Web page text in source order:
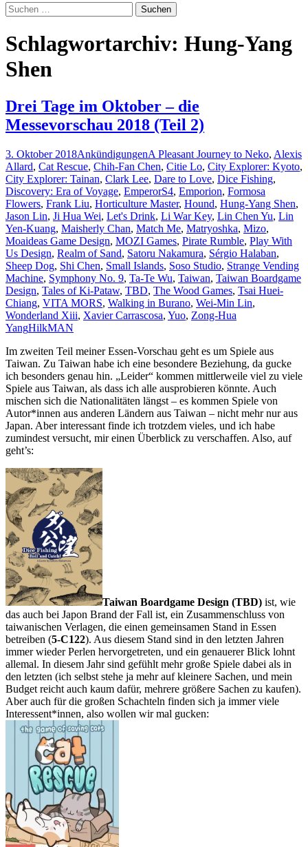
Suchen
nach:
Schlagwortarchiv: Hung-Yang
Shen
Drei Tage im Oktober – die
Messevorschau 2018 (Teil 2)
3. Oktober 2018AnkündigungenA Pleasant Journey to Neko, Alexis
Allard, Cat Rescue, Chih-Fan Chen, Citie Lo, City Explorer: Kyoto,
City Explorer: Tainan, Clark Lee, Dare to Love, Dice Fishing,
Discovery: Era of Voyage, EmperorS4, Emporion, Formosa
Flowers, Frank Liu, Horticulture Master, Hound, Hung-Yang Shen,
Jason Lin, Ji Hua Wei, Let's Drink, Li War Key, Lin Chen Yu, Lin
Yen-Kuang, Maisherly Chan, Match Me, Matryoshka, Mizo,
Moaideas Game Design, MOZI Games, Pirate Rumble, Play With
Us Design, Realm of Sand, Satoru Nakamura, Sérgio Halaban,
Sheep Dog, Shi Chen, Small Islands, Soso Studio, Strange Vending
Machine, Symphony No. 9, Ta-Te Wu, Taiwan, Taiwan Boardgame
Design, Tales of Ki-Pataw, TBD, The Wood Games, Tsai Huei-
Chiang, VITA MORS, Walking in Burano, Wei-Min Lin,
Wonderland Xiii, Xavier Carrascosa, Yuo, Zong-Hua
YangHilkMAN
Im zweiten Teil meiner Essen-Vorschau geht es um Spiele aus
Taiwan. Zu Taiwan habe ich eine besondere Beziehung, da gucke
ich besonders genau hin. „Leider“ kommen mittlerweile viel zu viele
Spiele aus Taiwan, als dass ich alle ausprobieren könnte. Auch
mischen sich die Nationalitäten längst – es kommen Spiele von
Autor*innen aus anderen Ländern aus Taiwan – nicht mehr nur aus
Japan. Aber interessant finde ich trotzdem vieles, und ich habe
zumindest versucht, mir einen Überblick zu verschaffen. Also, auf
geht’s:
Taiwan Boardgame Design (TBD) ist, wie
das auch bei Japon Brand der Fall ist, ein Zusammenschluss von
taiwanischen Verlagen, die einen gemeinsamen Stand in Essen
betreiben (5-C122). Aus diesem Stand sind in den letzten Jahren
immer wieder Perlen hervorgetreten, und ein genauerer Blick lohnt
allemal. In diesem Jahr sind gefühlt mehr große Spiele dabei als in
den letzten (ich selbst stehe ja mehr auf kleinere Sachen, und mein
Budget reicht auch kaum dafür, mehrere größere Sachen zu kaufen).
Aber auch für die großen Schachteln finden sich ja immer viele
Interessent*innen, also wollen wir mal gucken: